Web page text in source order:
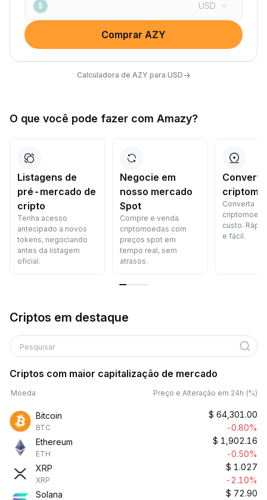
$ USD
Comprar AZY
Calculadora de AZY para USD→
O que você pode fazer com Amazy?
Listagens de
pré-mercado de
cripto
Tenha acesso
antecipado a novos
tokens, negociando
antes da listagem
oficial.
Negocie em
nosso mercado
Spot
Compre e venda
criptomoedas com
preços spot em
tempo real, sem
atrasos.
Converta
custo.
e fácil.
Criptos em destaque
Pesquisar
Criptos com maior capitalização de mercado
Moeda Preço e Alteração em 24h (%)
Bitcoin
BTC
$ 64,301.00
-0.80%
Ethereum
ETH
$ 1,902.16
-0.50%
XRP
XRP
$ 1.027
-2.10%
Solana
$ 72.90